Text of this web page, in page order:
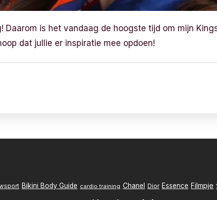
Daarom is het vandaag de hoogste tijd om mijn
dat jullie er inspiratie mee opdoen!
Bikini Body Guide cardio training Chanel Dior Essence Filmpje